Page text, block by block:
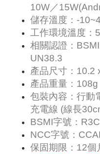
10W／
儲存溫度：-
工作環境溫度：
相關認證：
UN38.3
產品尺寸：10.2
產品重量：108g
包裝內容：行動
充電線 (線長
BSMI字號：
NCC字號：
保固期限：12個